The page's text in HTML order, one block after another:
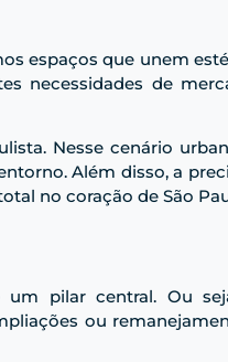
espaços que unem
necessidades de
Nesse cenário
Além disso, a
no coração de São
um pilar central. Ou
ou